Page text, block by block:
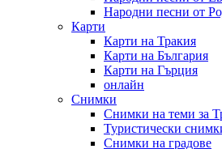
Народни песни от
Карти
Карти на Тракия
Карти на България
Карти на Гърция
онлайн
Снимки
Снимки на теми за
Туристически
Снимки на градове